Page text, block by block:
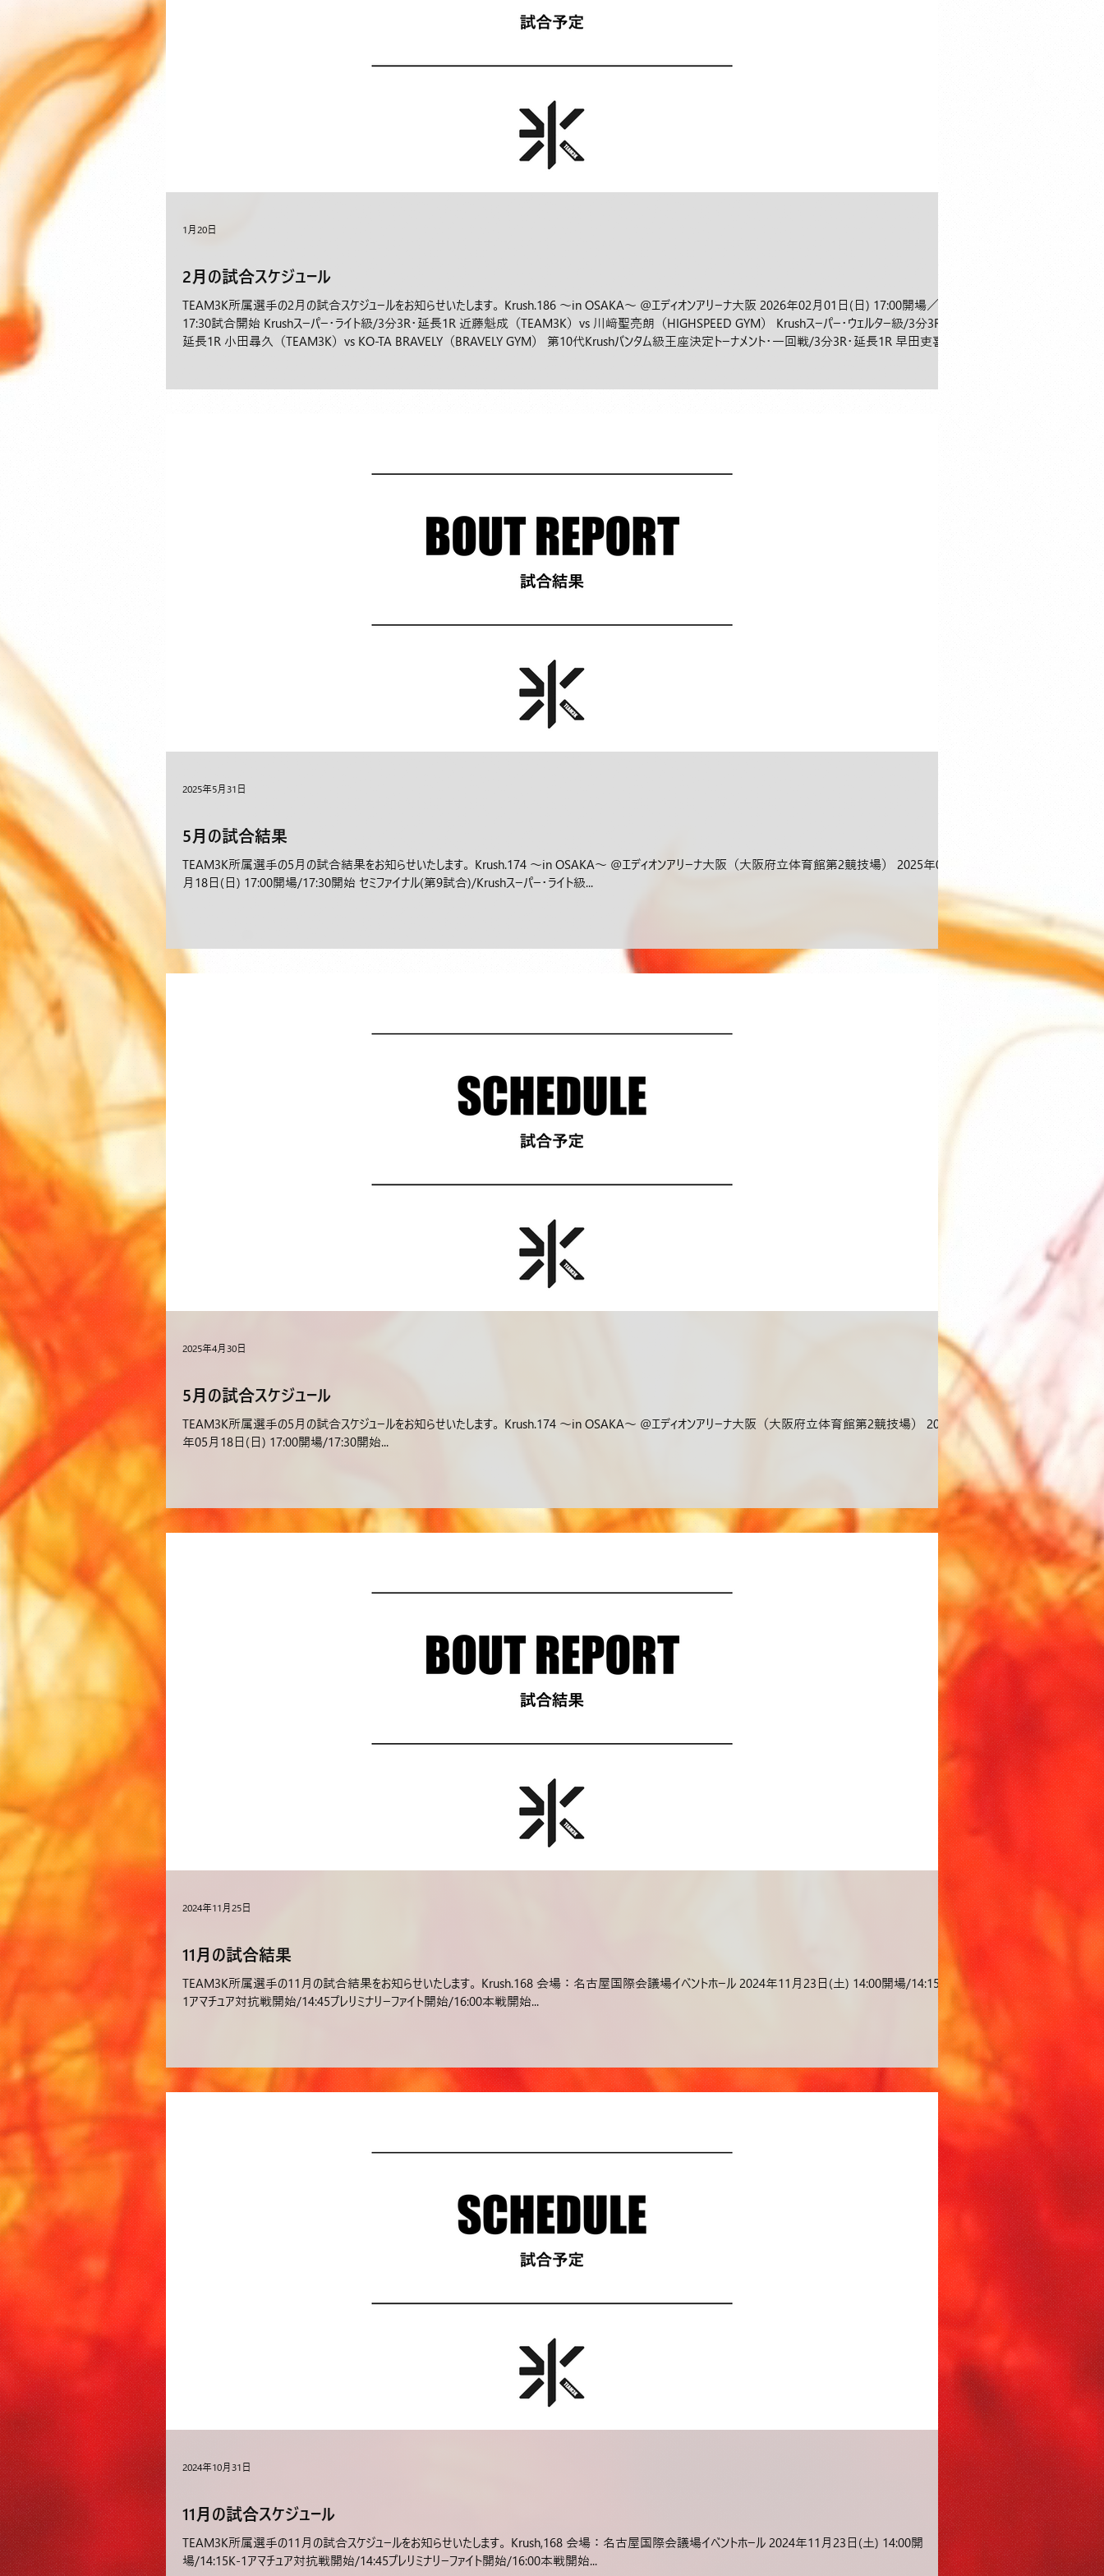
2月の試合スケジュール
TEAM3K所属選手の2月の試合スケジュールをお知らせいたします。 Krush.186 ～in OSAKA～ @エディオンアリーナ大阪 2026年02月01日(日) 17:00開場／
17:30試合開始 Krushスーパー・ライト級/3分3R・延長1R 近藤魁成（TEAM3K）vs 川﨑聖亮朗（HIGHSPEED GYM） Krushスーパー・ウェルター級/3分3R・
延長1R 小田尋久（TEAM3K）vs KO-TA BRAVELY（BRAVELY GYM） 第10代Krushバンタム級王座決定トーナメント・一回戦/3分3R・延長1R 早田吏喜
1月20日
5月の試合結果
TEAM3K所属選手の5月の試合結果をお知らせいたします。 Krush.174 ～in OSAKA～ @エディオンアリーナ大阪（大阪府立体育館第2競技場） 2025年05
月18日(日) 17:00開場/17:30開始 セミファイナル(第9試合)/Krushスーパー・ライト級...
2025年5月31日
5月の試合スケジュール
TEAM3K所属選手の5月の試合スケジュールをお知らせいたします。 Krush.174 ～in OSAKA～ @エディオンアリーナ大阪（大阪府立体育館第2競技場） 2025
年05月18日(日) 17:00開場/17:30開始...
2025年4月30日
11月の試合結果
TEAM3K所属選手の11月の試合結果をお知らせいたします。 Krush.168 会場：名古屋国際会議場イベントホール 2024年11月23日(土) 14:00開場/14:15K-
1アマチュア対抗戦開始/14:45プレリミナリーファイト開始/16:00本戦開始...
2024年11月25日
11月の試合スケジュール
TEAM3K所属選手の11月の試合スケジュールをお知らせいたします。 Krush,168 会場：名古屋国際会議場イベントホール 2024年11月23日(土) 14:00開
場/14:15K-1アマチュア対抗戦開始/14:45プレリミナリーファイト開始/16:00本戦開始...
2024年10月31日